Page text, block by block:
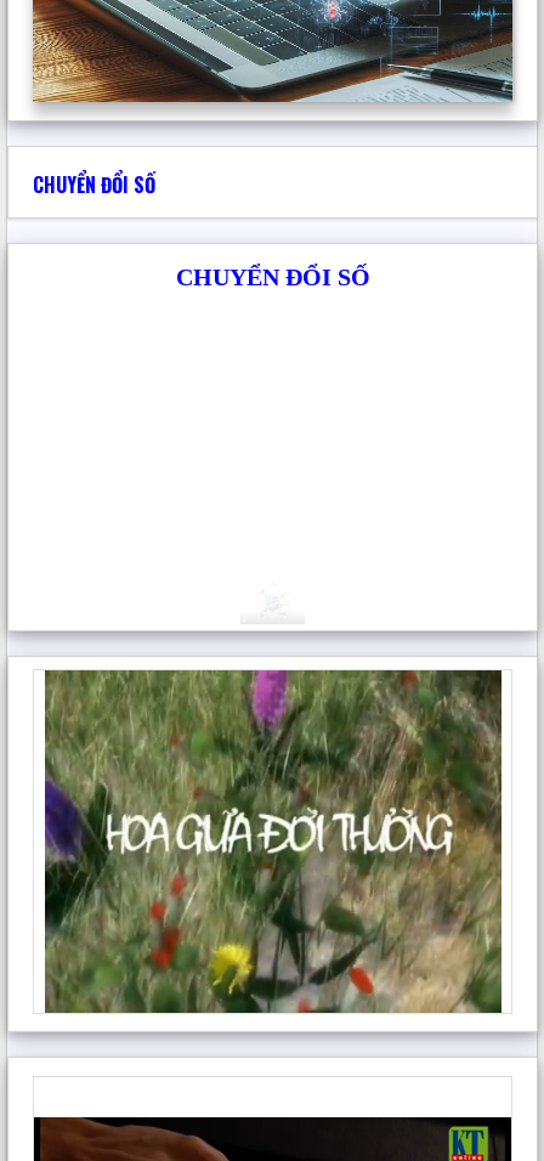
wondering if you knew of any widgets I
could add to my blog that automatically
tweet my newest twitter updates. I’ve been
looking for a plug-in like this for quite
some time and was hoping maybe you
would have some experience with
you run into anything. I truly enjoy reading
fastidious thoughts.
Trả lời
Santos Ringenbergviết:
19 Tháng 7, 2026 lúc 12:06 sáng
Right now it appears like Drupal is the best
blogging platform available right now.
(from what I’ve read) Is that what you are
using on your blog?
Trả lời
20 Tháng 7, 2026 lúc 1:21 chiều
CHUYỂN ĐỔI SỐ
CHUYỂN ĐỔI SỐ